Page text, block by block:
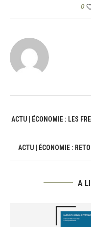
0
ACTU | ÉCONOMIE : LES
ACTU | ÉCONOMIE :
A